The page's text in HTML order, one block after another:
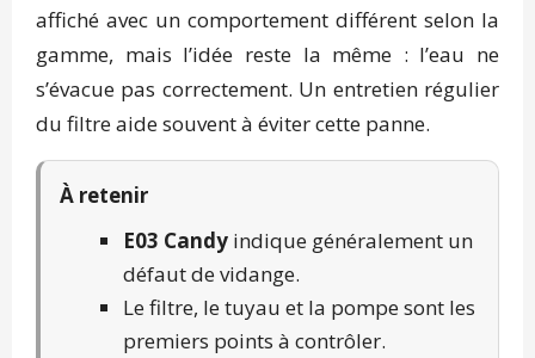
affiché avec un comportement différent selon la
gamme, mais l’idée reste la même : l’eau ne
s’évacue pas correctement. Un entretien régulier
du filtre aide souvent à éviter cette panne.
À retenir
E03 Candy indique généralement un
défaut de vidange.
Le filtre, le tuyau et la pompe sont les
premiers points à contrôler.